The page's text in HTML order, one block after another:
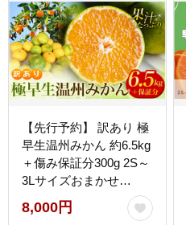
【先行予約】 訳あり 極
早生温州みかん 約6.5kg
＋傷み保証分300g 2S～
3Lサイズおまかせ
【2026年9月下旬から10
月中旬までに順次発送
8,000円